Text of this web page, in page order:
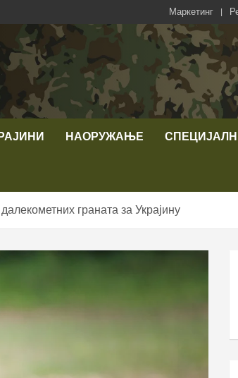
Маркетинг
НАОРУЖАЊЕ
граната за Украјину